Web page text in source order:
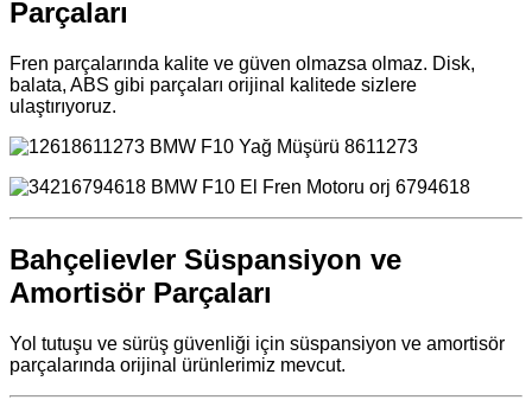
Parçaları
Fren parçalarında kalite ve güven olmazsa olmaz. Disk,
balata, ABS gibi parçaları orijinal kalitede sizlere
ulaştırıyoruz.
Bahçelievler Süspansiyon ve
Amortisör Parçaları
Yol tutuşu ve sürüş güvenliği için süspansiyon ve amortisör
parçalarında orijinal ürünlerimiz mevcut.